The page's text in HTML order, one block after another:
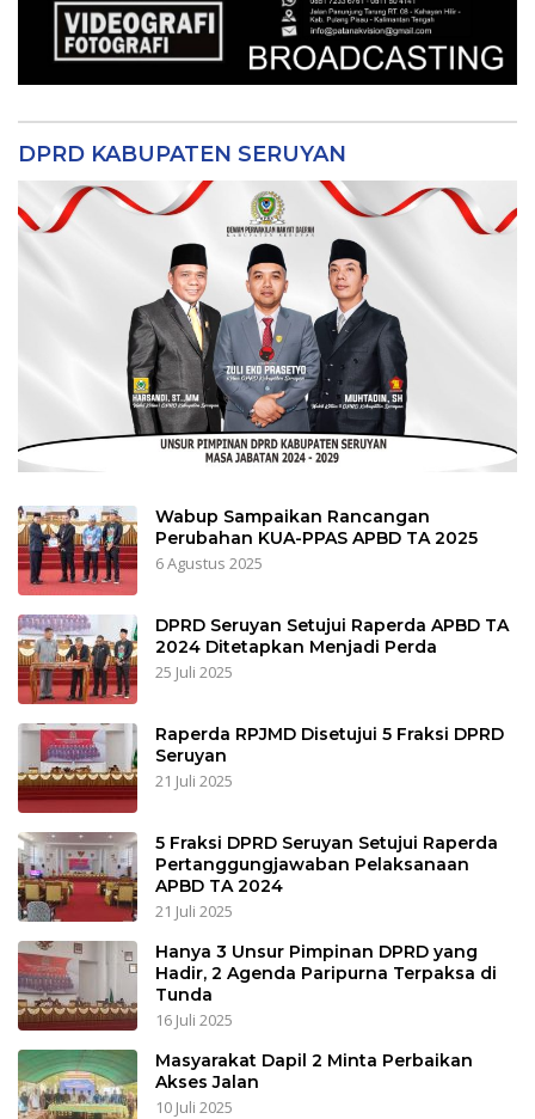
DPRD KABUPATEN SERUYAN
Wabup Sampaikan Rancangan
Perubahan KUA-PPAS APBD TA 2025
6 Agustus 2025
DPRD Seruyan Setujui Raperda APBD TA
2024 Ditetapkan Menjadi Perda
25 Juli 2025
Raperda RPJMD Disetujui 5 Fraksi DPRD
Seruyan
21 Juli 2025
5 Fraksi DPRD Seruyan Setujui Raperda
Pertanggungjawaban Pelaksanaan
APBD TA 2024
21 Juli 2025
Hanya 3 Unsur Pimpinan DPRD yang
Hadir, 2 Agenda Paripurna Terpaksa di
Tunda
16 Juli 2025
Masyarakat Dapil 2 Minta Perbaikan
Akses Jalan
10 Juli 2025